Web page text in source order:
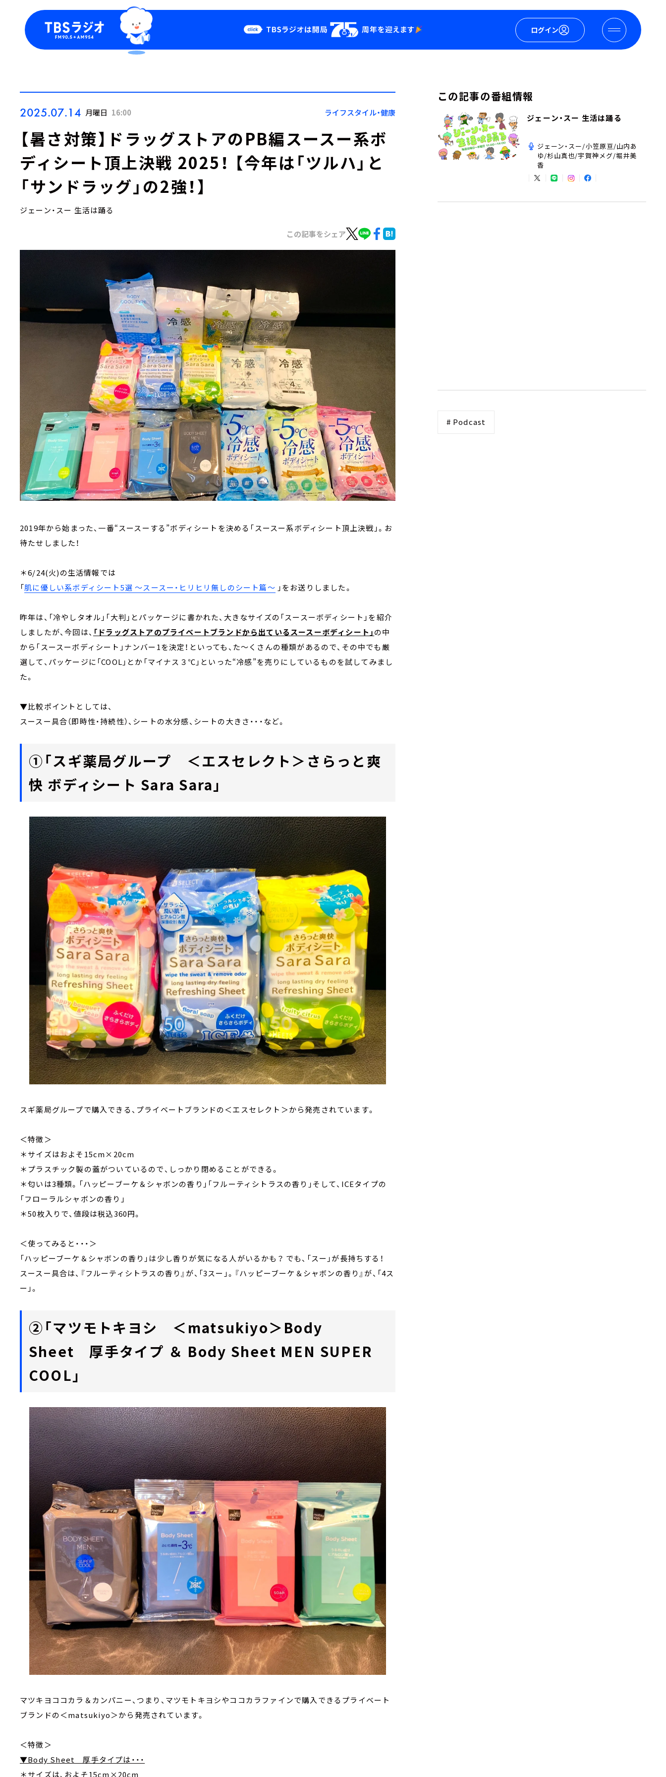
ログイン
Podcast
YouTube
会社情報
2025.07.14 月曜日 16:00 ライフスタイル・健康
【暑さ対策】ドラッグストアのPB編スースー系ボ
ディシート頂上決戦 2025！ 【今年は「ツルハ」と
「サンドラッグ」の2強！】
ジェーン・スー 生活は踊る
この記事をシェア
2019年から始まった、一番“スースーする”ボディシートを決める「スースー系ボディシート頂上決戦」。お
待たせしました！
＊6/24(火)の生活情報では
「肌に優しい系ボディシート5選 ～スースー・ヒリヒリ無しのシート篇～ 」をお送りしました。
昨年は、「冷やしタオル」「大判」とパッケージに書かれた、大きなサイズの「スースーボディシート」を紹介
しましたが、今回は、 「ドラッグストアのプライベートブランドから出ているスースーボディシート」の中
から「スースーボディシート」ナンバー1を決定！といっても、た～くさんの種類があるので、その中でも厳
選して、パッケージに「COOL」とか「マイナス３℃」といった“冷感”を売りにしているものを試してみまし
た。
▼比較ポイントとしては、
スースー具合（即時性・持続性）、シートの水分感、シートの大きさ・・・など。
①「スギ薬局グループ ＜エスセレクト＞さらっと爽
快 ボディシート Sara Sara」
スギ薬局グループで購入できる、プライベートブランドの＜エスセレクト＞から発売されています。
＜特徴＞
＊サイズはおよそ15cm×20cm
＊プラスチック製の蓋がついているので、しっかり閉めることができる。
＊匂いは3種類。「ハッピーブーケ＆シャボンの香り」「フルーティシトラスの香り」そして、ICEタイプの
「フローラルシャボンの香り」
＊50枚入りで、値段は税込360円。
＜使ってみると・・・＞
「ハッピーブーケ＆シャボンの香り」は少し香りが気になる人がいるかも？ でも、「スー」が長持ちする！
スースー具合は、『フルーティシトラスの香り』が、「3スー」。『ハッピーブーケ＆シャボンの香り』が、「4ス
ー」。
②「マツモトキヨシ ＜matsukiyo＞Body
Sheet 厚手タイプ ＆ Body Sheet MEN SUPER
COOL」
マツキヨココカラ＆カンパニー、つまり、マツモトキヨシやココカラファインで購入できるプライベート
ブランドの＜matsukiyo＞から発売されています。
＜特徴＞
▼Body Sheet 厚手タイプは・・・
＊サイズは、およそ15cm×20cm
この記事の番組情報
ジェーン・スー 生活は踊る
ジェーン・スー/小笠原亘/山内あ
ゆ/杉山真也/宇賀神メグ/堀井美
香
# Podcast